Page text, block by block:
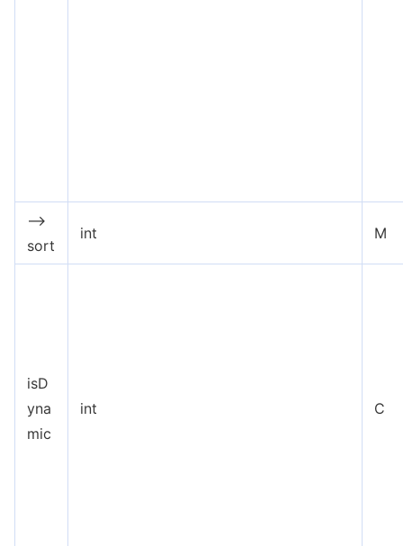
-->
sort
int M
isD
yna
mic
int C